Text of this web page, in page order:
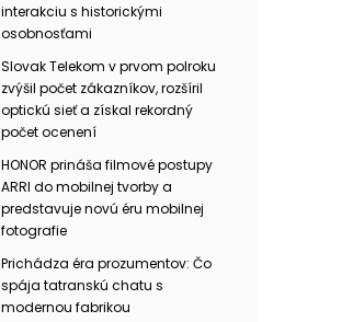
interakciu s historickými
osobnosťami
Slovak Telekom v prvom polroku
zvýšil počet zákazníkov, rozšíril
optickú sieť a získal rekordný
počet ocenení
HONOR prináša filmové postupy
ARRI do mobilnej tvorby a
predstavuje novú éru mobilnej
fotografie
Prichádza éra prozumentov: Čo
spája tatranskú chatu s
modernou fabrikou